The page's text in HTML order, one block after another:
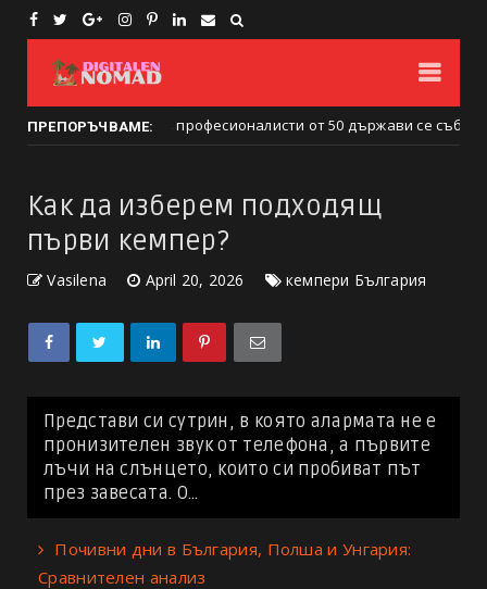
ПРЕПОРЪЧВАМЕ:
1000 професионалисти от 50 държави се събраха в Пирин
Как да изберем подходящ
първи кемпер?
Vasilena April 20, 2026 кемпери България
Представи си сутрин, в която алармата не е
пронизителен звук от телефона, а първите
лъчи на слънцето, които си пробиват път
през завесата. О...
Почивни дни в България, Полша и Унгария:
Сравнителен анализ